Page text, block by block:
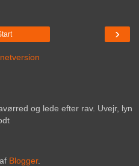
›
og lede efter rav. Uvejr, lyn
Blogger.